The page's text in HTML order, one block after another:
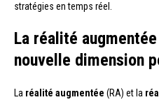
stratégies en temps réel.
La réalité
nouvelle dimension
La réalité augmentée (RA) et la